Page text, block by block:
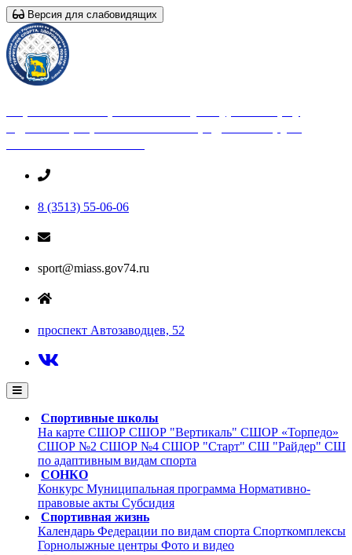
Версия для слабовидящих
8 (3513) 55-06-06
sport@miass.gov74.ru
проспект Автозаводцев, 52
Спортивные школы
На карте СШОР СШОР "Вертикаль" СШОР «Торпедо»
СШОР №2 СШОР №4 СШОР "Старт" СШ "Райдер" СШ
по адаптивным видам спорта
СОНКО
Конкурс Муниципальная программа Нормативно-
правовые акты Субсидия
Спортивная жизнь
Календарь Федерации по видам спорта Cпорткомплексы
Горнолыжные центры Фото и видео